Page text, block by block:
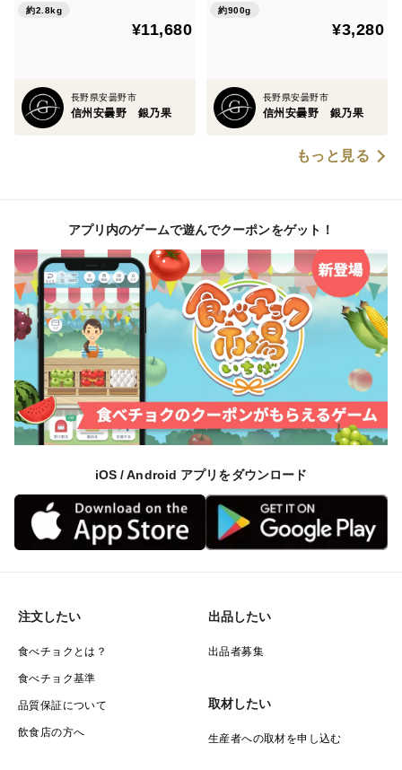
約2.8kg
¥11,680
長野県安曇野市
信州安曇野 銀乃果
約900g
¥3,280
長野県安曇野市
信州安曇野 銀乃果
もっと見る
アプリ内のゲームで遊んでクーポンをゲット！
iOS / Android アプリをダウンロード
注文したい
食べチョクとは？
食べチョク基準
品質保証について
飲食店の方へ
出品したい
出品者募集
取材したい
生産者への取材を申し込む